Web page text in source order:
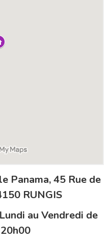
Panama, 45 Rue de
RUNGIS
au Vendredi de